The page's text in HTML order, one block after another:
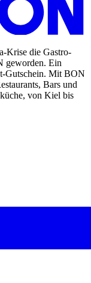
Krise die Gastro-
geworden. Ein
Gutschein. Mit BON
Bars und
von Kiel bis